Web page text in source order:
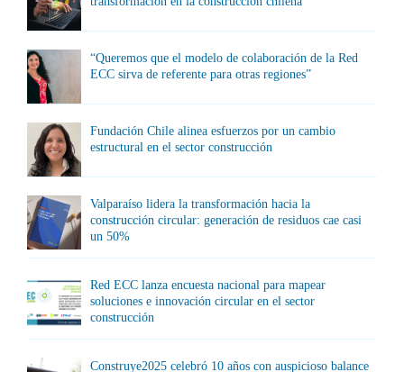
“Queremos que el modelo de colaboración de la Red
ECC sirva de referente para otras regiones”
Fundación Chile alinea esfuerzos por un cambio
estructural en el sector construcción
Valparaíso lidera la transformación hacia la
construcción circular: generación de residuos cae casi
un 50%
Red ECC lanza encuesta nacional para mapear
soluciones e innovación circular en el sector
construcción
Construye2025 celebró 10 años con auspicioso balance